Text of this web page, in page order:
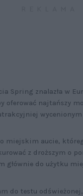
Spring znalazła w
oferować najtańszy
miejskim aucie,
z droższym o
głównie do użytku
do testu